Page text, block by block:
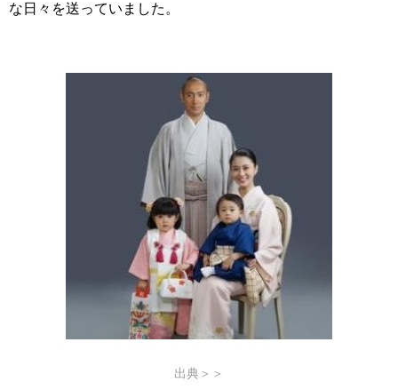
な日々を送っていました。
出典＞＞